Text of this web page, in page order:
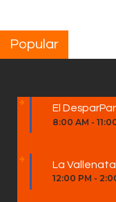
Popular
El
8:00 AM -
La Vallenata
12:00 PM -